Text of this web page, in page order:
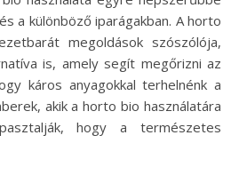
a különböző iparágakban. A horto
megoldások szószólója,
is, amely segít megőrizni az
káros anyagokkal terhelnénk a
akik a horto bio használatára
hogy a természetes